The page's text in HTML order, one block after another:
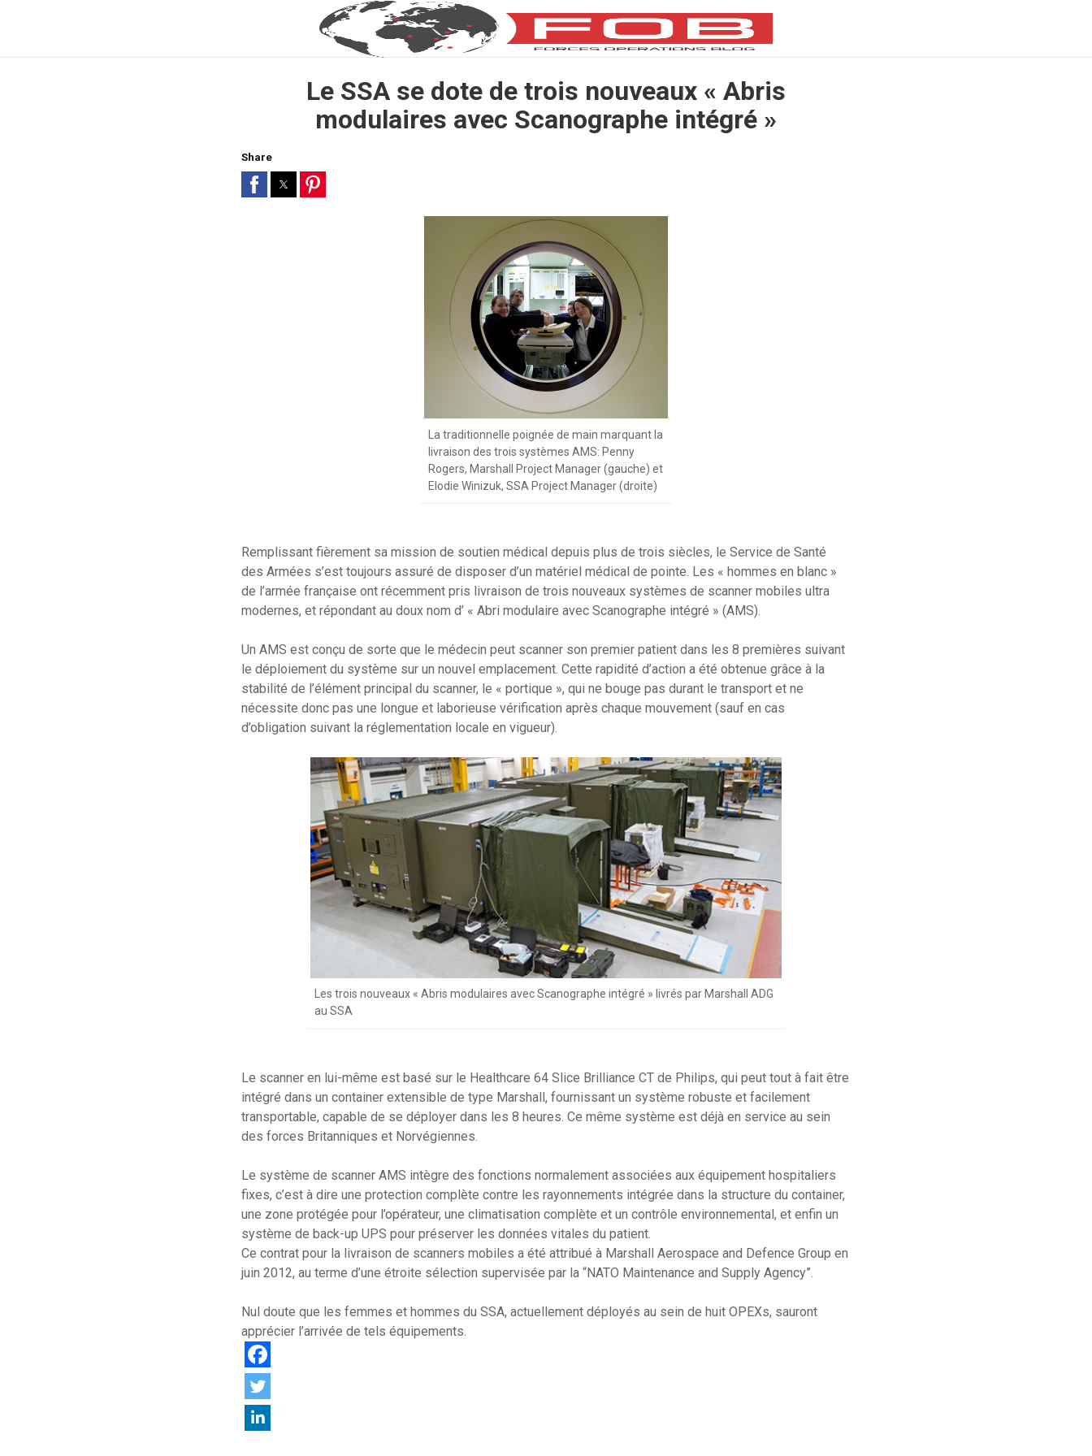
Le SSA se dote de trois nouveaux « Abris
modulaires avec Scanographe intégré »
Share
La traditionnelle poignée de main marquant la
livraison des trois systèmes AMS: Penny
Rogers, Marshall Project Manager (gauche) et
Elodie Winizuk, SSA Project Manager (droite)
Remplissant fièrement sa mission de soutien médical depuis plus de trois siècles, le Service de Santé
des Armées s’est toujours assuré de disposer d’un matériel médical de pointe. Les « hommes en blanc »
de l’armée française ont récemment pris livraison de trois nouveaux systèmes de scanner mobiles ultra
modernes, et répondant au doux nom d’ « Abri modulaire avec Scanographe intégré » (AMS).
Un AMS est conçu de sorte que le médecin peut scanner son premier patient dans les 8 premières suivant
le déploiement du système sur un nouvel emplacement. Cette rapidité d’action a été obtenue grâce à la
stabilité de l’élément principal du scanner, le « portique », qui ne bouge pas durant le transport et ne
nécessite donc pas une longue et laborieuse vérification après chaque mouvement (sauf en cas
d’obligation suivant la réglementation locale en vigueur).
Les trois nouveaux « Abris modulaires avec Scanographe intégré » livrés par Marshall ADG
au SSA
Le scanner en lui-même est basé sur le Healthcare 64 Slice Brilliance CT de Philips, qui peut tout à fait être
intégré dans un container extensible de type Marshall, fournissant un système robuste et facilement
transportable, capable de se déployer dans les 8 heures. Ce même système est déjà en service au sein
des forces Britanniques et Norvégiennes.
Le système de scanner AMS intègre des fonctions normalement associées aux équipement hospitaliers
fixes, c’est à dire une protection complète contre les rayonnements intégrée dans la structure du container,
une zone protégée pour l’opérateur, une climatisation complète et un contrôle environnemental, et enfin un
système de back-up UPS pour préserver les données vitales du patient.
Ce contrat pour la livraison de scanners mobiles a été attribué à Marshall Aerospace and Defence Group en
juin 2012, au terme d’une étroite sélection supervisée par la “NATO Maintenance and Supply Agency”.
Nul doute que les femmes et hommes du SSA, actuellement déployés au sein de huit OPEXs, sauront
apprécier l’arrivée de tels équipements.